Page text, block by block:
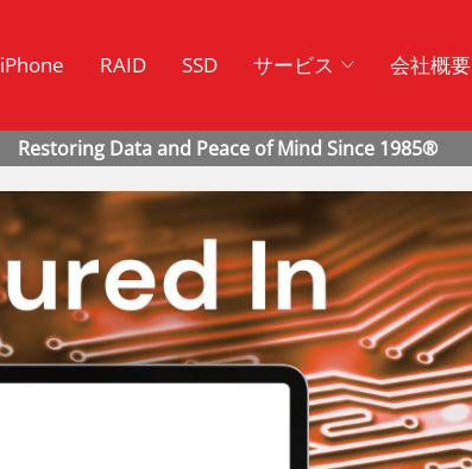
iPhone RAID SSD サービス 会社概要